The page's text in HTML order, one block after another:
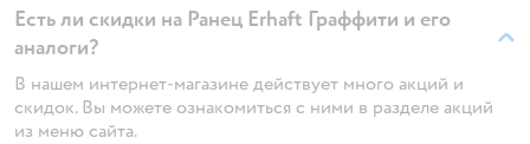
Есть ли скидки на Ранец Erhaft Граффити и его
аналоги?
В нашем интернет-магазине действует много акций и
скидок. Вы можете ознакомиться с ними в разделе акций
из меню сайта.